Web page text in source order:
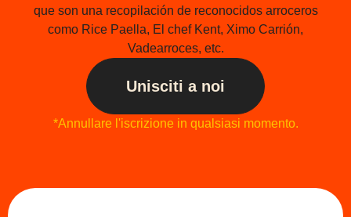
que son una recopilación de reconocidos arroceros
como Rice Paella, El chef Kent, Ximo Carrión,
Vadearroces, etc.
Unisciti a noi
*Annullare l'iscrizione in qualsiasi momento.